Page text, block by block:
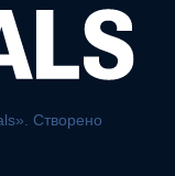
Створено